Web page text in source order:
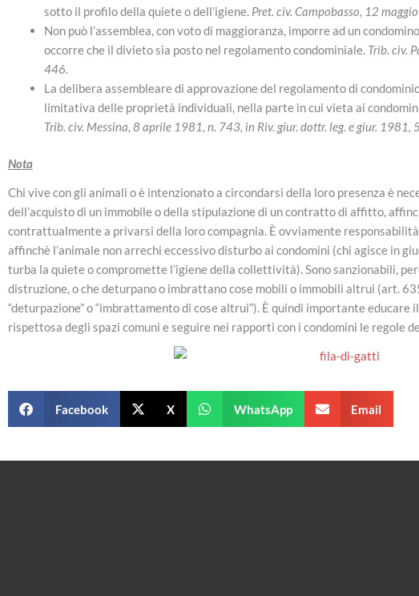
sotto il profilo della quiete o dell’igiene. Pret. civ. Campobasso, 12
Non può l’assemblea, con voto di maggioranza, imporre ad un
occorre che il divieto sia posto nel regolamento condominiale. Trib. civ.
446.
La delibera assembleare di approvazione del regolamento di
limitativa delle proprietà individuali, nella parte in cui vieta ai
Trib. civ. Messina, 8 aprile 1981, n. 743, in Riv. giur. dottr. leg. e giur. 1981,
Nota
Chi vive con gli animali o è intenzionato a circondarsi della loro presenza è
dell’acquisto di un immobile o della stipulazione di un contratto di affitto,
contrattualmente a privarsi della loro compagnia. È ovviamente
affinchè l’animale non arrechi eccessivo disturbo ai condomini (chi agisce in
turba la quiete o compromette l’igiene della collettività). Sono sanzionabili,
distruzione, o che deturpano o imbrattano cose mobili o immobili altrui (art.
“deturpazione” o “imbrattamento di cose altrui”). È quindi importante
rispettosa degli spazi comuni e seguire nei rapporti con i condomini le regole
Facebook X WhatsApp Email